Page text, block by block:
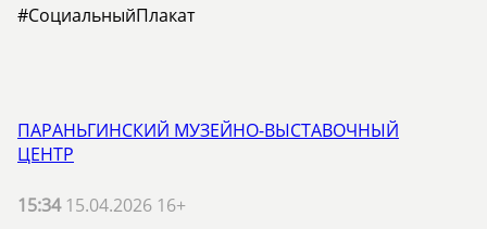
#СоциальныйПлакат
ПАРАНЬГИНСКИЙ МУЗЕЙНО-ВЫСТАВОЧНЫЙ
ЦЕНТР
15:3415.04.2026 16+